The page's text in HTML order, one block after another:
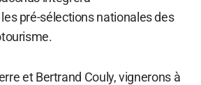
pré-sélections nationales des
et Bertrand Couly, vignerons à